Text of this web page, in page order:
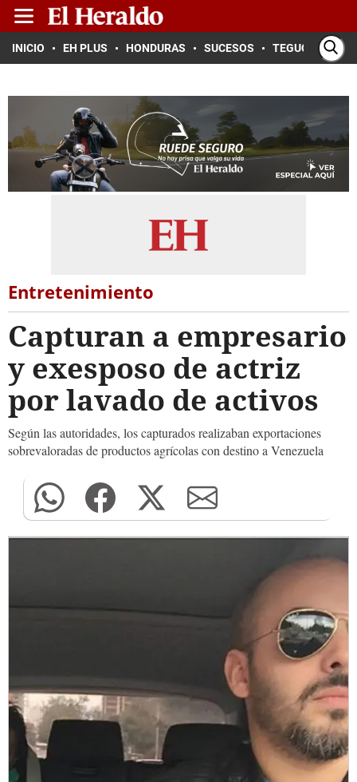
INICIO EH PLUS HONDURAS SUCESOS TEGUCIGALPA
Entretenimiento
Capturan a empresario
y exesposo de actriz
por lavado de activos
Según las autoridades, los capturados realizaban exportaciones
sobrevaloradas de productos agrícolas con destino a Venezuela